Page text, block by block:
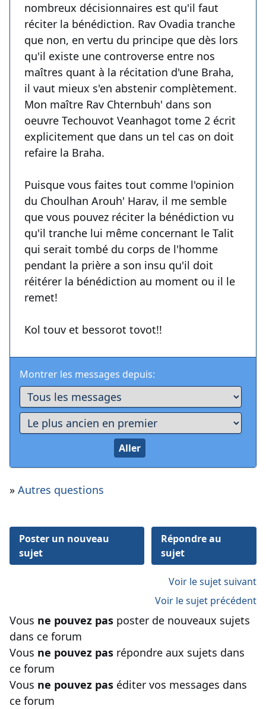
nombreux décisionnaires est qu'il faut
réciter la bénédiction. Rav Ovadia tranche
que non, en vertu du principe que dès lors
qu'il existe une controverse entre nos
maîtres quant à la récitation d'une Braha,
il vaut mieux s'en abstenir complètement.
Mon maître Rav Chternbuh' dans son
oeuvre Techouvot Veanhagot tome 2 écrit
explicitement que dans un tel cas on doit
refaire la Braha.
Puisque vous faites tout comme l'opinion
du Choulhan Arouh' Harav, il me semble
que vous pouvez réciter la bénédiction vu
qu'il tranche lui même concernant le Talit
qui serait tombé du corps de l'homme
pendant la prière a son insu qu'il doit
réitérer la bénédiction au moment ou il le
remet!
Kol touv et bessorot tovot!!
Montrer les messages depuis:
» Autres questions
Poster un nouveau
sujet
Répondre au
sujet
Voir le sujet suivant
Voir le sujet précédent
Vous ne pouvez pas poster de nouveaux sujets
dans ce forum
Vous ne pouvez pas répondre aux sujets dans
ce forum
Vous ne pouvez pas éditer vos messages dans
ce forum